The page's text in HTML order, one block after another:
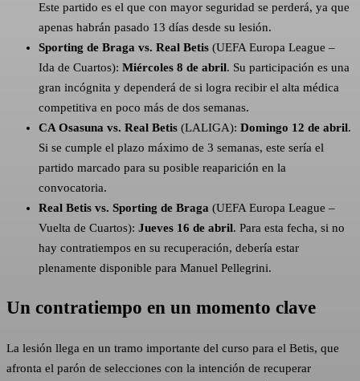
Este partido es el que con mayor seguridad se perderá, ya que
apenas habrán pasado 13 días desde su lesión.
Sporting de Braga vs. Real Betis (UEFA Europa League –
Ida de Cuartos): Miércoles 8 de abril. Su participación es una
gran incógnita y dependerá de si logra recibir el alta médica
competitiva en poco más de dos semanas.
CA Osasuna vs. Real Betis (LALIGA): Domingo 12 de abril.
Si se cumple el plazo máximo de 3 semanas, este sería el
partido marcado para su posible reaparición en la
convocatoria.
Real Betis vs. Sporting de Braga (UEFA Europa League –
Vuelta de Cuartos): Jueves 16 de abril. Para esta fecha, si no
hay contratiempos en su recuperación, debería estar
plenamente disponible para Manuel Pellegrini.
Un contratiempo en un momento clave
La lesión llega en un tramo importante del curso para el Betis, que
afronta el parón de selecciones con la intención de recuperar